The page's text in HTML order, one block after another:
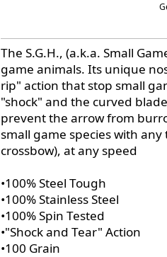
The S.G.H., (a.k.a. Small
game animals. Its unique
rip" action that stop small
"shock" and the curved
prevent the arrow from
small game species with
crossbow), at any speed
•100% Steel Tough
•100% Stainless Steel
•100% Spin Tested
•"Shock and Tear" Action
•100 Grain